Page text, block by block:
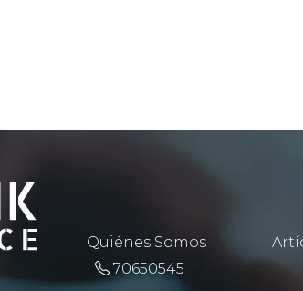
Quiénes Somos
70650545